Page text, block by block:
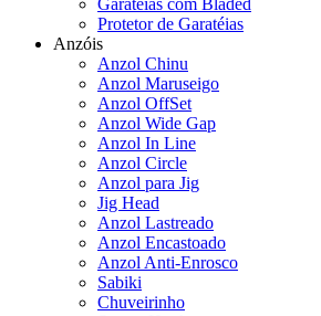
Garatéias com Bladed
Protetor de Garatéias
Anzóis
Anzol Chinu
Anzol Maruseigo
Anzol OffSet
Anzol Wide Gap
Anzol In Line
Anzol Circle
Anzol para Jig
Jig Head
Anzol Lastreado
Anzol Encastoado
Anzol Anti-Enrosco
Sabiki
Chuveirinho